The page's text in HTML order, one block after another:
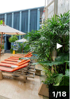
1/18
▶︎